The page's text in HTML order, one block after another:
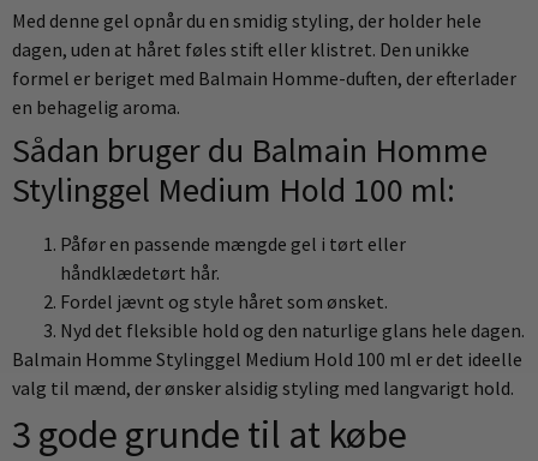
Med denne gel opnår du en smidig styling, der holder hele
dagen, uden at håret føles stift eller klistret. Den unikke
formel er beriget med Balmain Homme-duften, der efterlader
en behagelig aroma.
Sådan bruger du Balmain Homme
Stylinggel Medium Hold 100 ml:
Påfør en passende mængde gel i tørt eller
håndklædetørt hår.
Fordel jævnt og style håret som ønsket.
Nyd det fleksible hold og den naturlige glans hele dagen.
Balmain Homme Stylinggel Medium Hold 100 ml er det ideelle
valg til mænd, der ønsker alsidig styling med langvarigt hold.
3 gode grunde til at købe